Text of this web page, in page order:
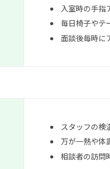
入室時の手指
毎日椅子やテ
面談後毎時に
スタッフの検
万が一熱や体
相談者の訪問